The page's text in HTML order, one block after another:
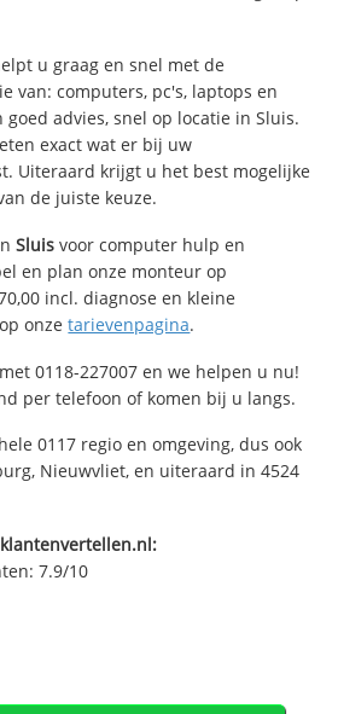
u graag en snel met de
van: computers, pc's, laptops en
goed advies, snel op locatie in Sluis.
exact wat er bij uw
Uiteraard krijgt u het best mogelijke
de juiste keuze.
Sluis voor computer hulp en
en plan onze monteur op
incl. diagnose en kleine
onzetarievenpagina.
0118-227007 en we helpen u nu!
per telefoon of komen bij u langs.
0117 regio en omgeving, dus ook
Nieuwvliet, en uiteraard in 4524
7.9/10